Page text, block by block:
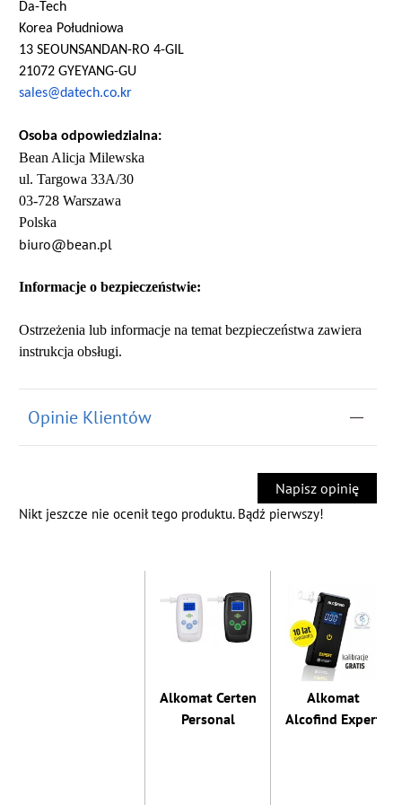
Da-Tech
Korea Południowa
13 SEOUNSANDAN-RO 4-GIL
21072 GYEYANG-GU
sales@datech.co.kr
Osoba odpowiedzialna:
Bean Alicja Milewska
ul. Targowa 33A/30
03-728 Warszawa
Polska
biuro@bean.pl
Informacje o bezpieczeństwie:
Ostrzeżenia lub informacje na temat bezpieczeństwa zawiera
instrukcja obsługi.
Opinie Klientów
Napisz opinię
Nikt jeszcze nie ocenił tego produktu. Bądź pierwszy!
Alkomat Certen
Personal
Alkomat
Alcofind Expert